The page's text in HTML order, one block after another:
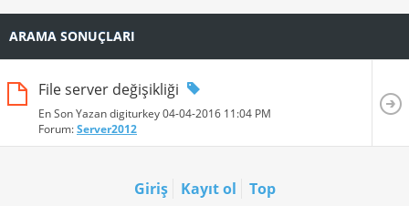
ARAMA SONUÇLARI
File server değişikliği
En Son Yazan digiturkey 04-04-2016 11:04 PM
Forum:Server2012
Giriş Kayıt ol Top